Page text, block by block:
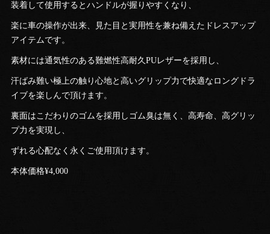
装着して使用するとハンドルが握りやすくなり、
楽に車の操作が出来、見た目と実用性を兼ね備えたドレスアップ
アイテムです。
素材には通気性のある難燃性高耐久PUレザーを採用し、
汗ばみ難い極上の触り心地と高いグリップ力で快適なロングドラ
イブを楽しんで頂けます。
裏面はこだわりのゴムを採用しゴム臭は無く、高寿命、高グリッ
プ力を実現し、
ずれる心配なく永くご使用頂けます。
本体価格¥4,000